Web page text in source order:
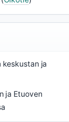
keskustan ja
ja Etuoven